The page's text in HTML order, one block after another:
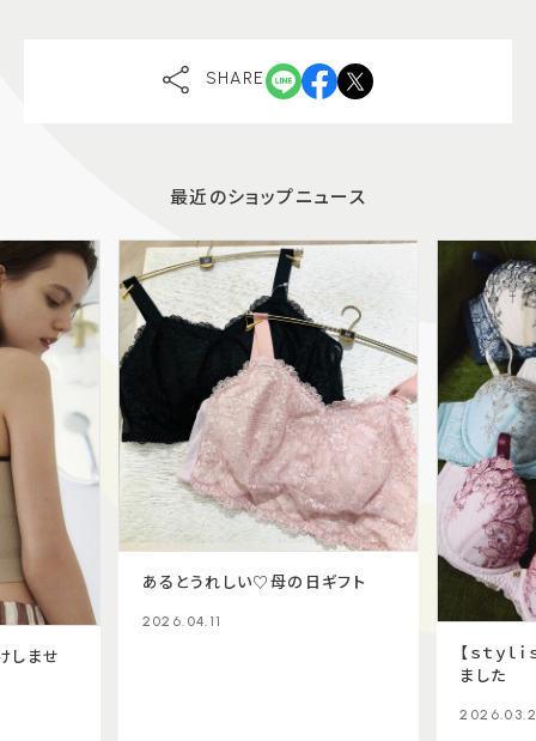
SHARE
最近のショップニュース
しませ
あるとうれしい♡母の日ギフト
2026.04.11
【ｓｔｙ
ました